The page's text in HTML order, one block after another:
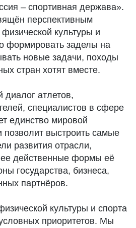
– спортивная держава».
перспективным
культуры и
формировать заделы на
новые задачи, походы
стран хотят вместе.
атлетов,
специалистов в сфере
единство мировой
позволит выстроить самые
развития отрасли,
действенные формы её
государства, бизнеса,
партнёров.
культуры и спорта
приоритетов. Мы